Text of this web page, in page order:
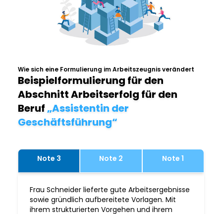
Wie sich eine Formulierung im Arbeitszeugnis verändert
Beispielformulierung für den
Abschnitt Arbeitserfolg für den
Beruf„Assistentin der
Geschäftsführung“
Note 3 Note 2 Note 1
Frau Schneider lieferte gute Arbeitsergebnisse
sowie gründlich aufbereitete Vorlagen. Mit
ihrem strukturierten Vorgehen und ihrem